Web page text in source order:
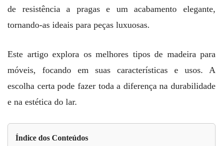
de resistência a pragas e um acabamento elegante,
tornando-as ideais para peças luxuosas.
Este artigo explora os melhores tipos de madeira para
móveis, focando em suas características e usos. A
escolha certa pode fazer toda a diferença na durabilidade
e na estética do lar.
Índice dos Conteúdos